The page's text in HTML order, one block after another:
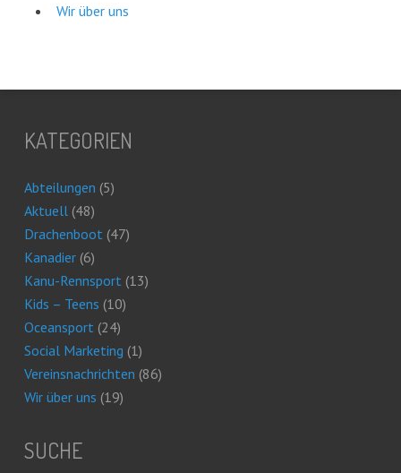
Wir über uns
KATEGORIEN
Abteilungen (5)
Aktuell (48)
Drachenboot (47)
Kanadier(6)
Kanu-Rennsport (13)
Kids – Teens (10)
Oceansport (24)
Social Marketing (1)
Vereinsnachrichten (86)
Wir über uns (19)
SUCHE